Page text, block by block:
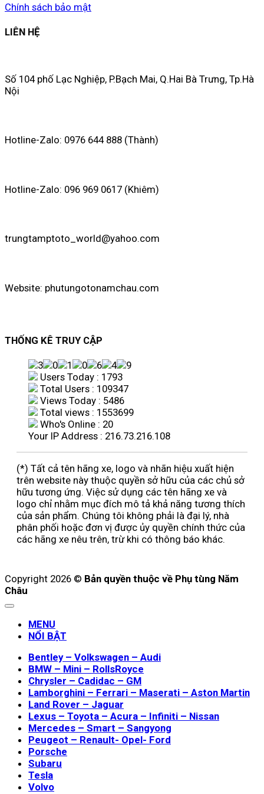
Chính sách bảo mật
LIÊN HỆ
Số 104 phố Lạc Nghiệp, P.Bạch Mai, Q.Hai Bà Trưng, Tp.Hà
Nội
Hotline-Zalo: 0976 644 888 (Thành)
Hotline-Zalo: 096 969 0617 (Khiêm)
trungtamptoto_world@yahoo.com
Website: phutungotonamchau.com
THỐNG KÊ TRUY CẬP
Users Today : 1793
Total Users : 109347
Views Today : 5486
Total views : 1553699
Who's Online : 20
Your IP Address : 216.73.216.108
(*) Tất cả tên hãng xe, logo và nhãn hiệu xuất hiện
trên website này thuộc quyền sở hữu của các chủ sở
hữu tương ứng. Việc sử dụng các tên hãng xe và
logo chỉ nhằm mục đích mô tả khả năng tương thích
của sản phẩm. Chúng tôi không phải là đại lý, nhà
phân phối hoặc đơn vị được ủy quyền chính thức của
các hãng xe nêu trên, trừ khi có thông báo khác.
Copyright 2026 © Bản quyền thuộc về Phụ tùng Năm
Châu
MENU
NỔI BẬT
Bentley – Volkswagen – Audi
BMW – Mini – RollsRoyce
Chrysler – Cadidac – GM
Lamborghini – Ferrari – Maserati – Aston Martin
Land Rover – Jaguar
Lexus – Toyota – Acura – Infiniti – Nissan
Mercedes – Smart – Sangyong
Peugeot – Renault- Opel- Ford
Porsche
Subaru
Tesla
Volvo